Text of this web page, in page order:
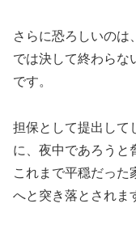
さらに恐ろしいのは
では決して終わらな
です。
担保として提出して
に、夜中であろうと
これまで平穏だった
へと突き落とされま